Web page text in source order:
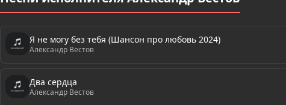
Я не могу без тебя (Шансон про любовь 2024)
Александр Вестов
Два сердца
Александр Вестов